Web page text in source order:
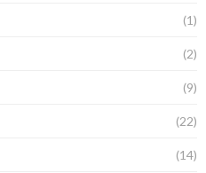
(1)
(2)
(9)
(22)
(14)